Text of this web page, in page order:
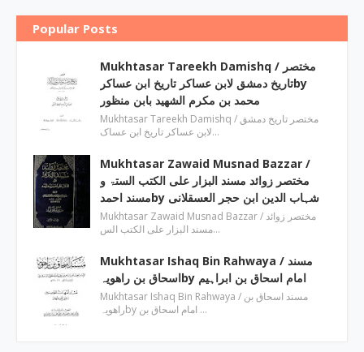
Popular Posts
Mukhtasar Tareekh Damishq ‎/ مختصر
تاریخ دمشق لابن عساکر تاریخ ابن عساکرby
‎محمد بن مکرم الشھید بابن منظور
Mukhtasar Tareekh Damishq ‎/ مختصر تاریخ دمشق
لابن عساکر تاریخ ابن عساک…
Mukhtasar Zawaid Musnad Bazzar ‎/
مختصر زوائد مسند البزار علی الکتب الستۃ و
مسند احمدby ‎شہاب الدین ابن حجر العسقلانی
Mukhtasar Zawaid Musnad Bazzar ‎/ مختصر زوائد
مسند البزار علی الکتب الس…
Mukhtasar Ishaq Bin Rahwaya ‎/ مسند
اسحاق بن راھویہby ‎امام اسحاق بن ابراہیم
Mukhtasar Ishaq Bin Rahwaya ‎/ مسند اسحاق بن
راھویہby ‎امام اسحاق بن …